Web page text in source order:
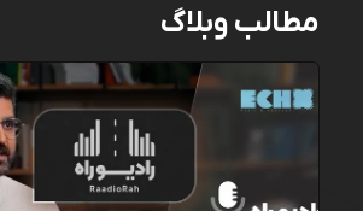
مطالب وبلاگ